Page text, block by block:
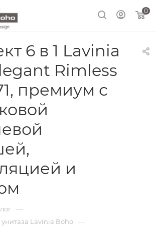
0
6 в 1 Lavinia
Rimless
премиум с
и
—
Lavinia Boho —